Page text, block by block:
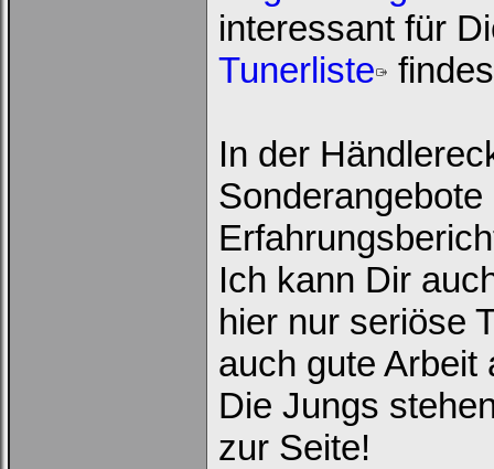
interessant für
Tunerliste
In der
Ich kann Dir
hier nur seriöse
auch gute Arbeit
Die Jungs
zur Seite!